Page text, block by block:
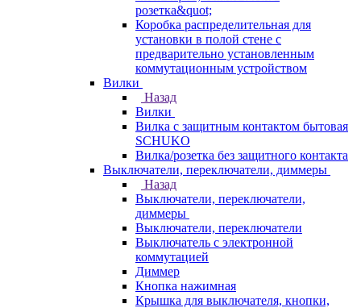
розетка&quot;
Коробка распределительная для
установки в полой стене с
предварительно установленным
коммутационным устройством
Вилки
Назад
Вилки
Вилка с защитным контактом бытовая
SCHUKO
Вилка/розетка без защитного контакта
Выключатели, переключатели, диммеры
Назад
Выключатели, переключатели,
диммеры
Выключатели, переключатели
Выключатель с электронной
коммутацией
Диммер
Кнопка нажимная
Крышка для выключателя, кнопки,